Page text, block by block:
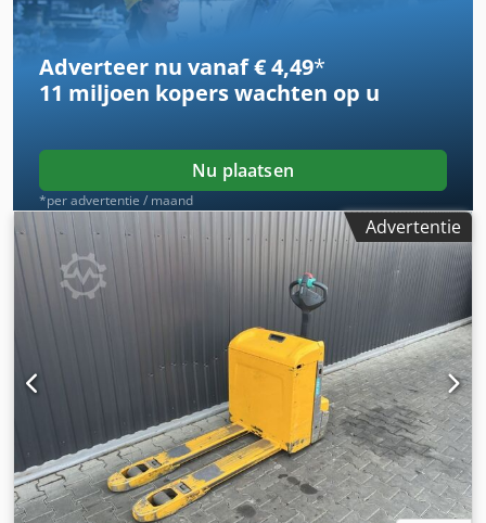
Adverteer nu vanaf € 4,49*
11 miljoen koperswachten op u
Nu plaatsen
*per advertentie / maand
Advertentie